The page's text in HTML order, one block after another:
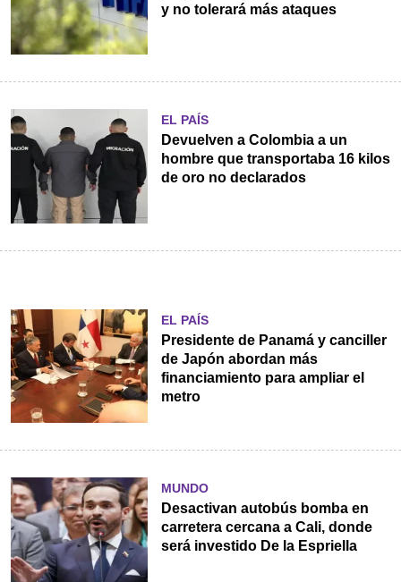
y no tolerará más ataques
EL PAÍS
Devuelven a Colombia a un
hombre que transportaba 16 kilos
de oro no declarados
EL PAÍS
Presidente de Panamá y canciller
de Japón abordan más
financiamiento para ampliar el
metro
MUNDO
Desactivan autobús bomba en
carretera cercana a Cali, donde
será investido De la Espriella